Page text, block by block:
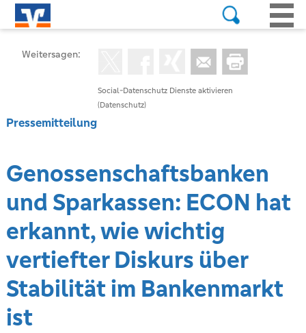
Social-Datenschutz Dienste aktivieren
(Datenschutz)
Weitersagen:
Pressemitteilung
Genossenschaftsbanken
und Sparkassen: ECON hat
erkannt, wie wichtig
vertiefter Diskurs über
Stabilität im Bankenmarkt
ist